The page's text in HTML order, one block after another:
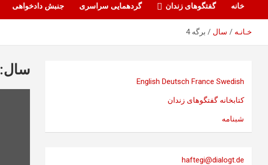
خانه گفتگوهای زندان گردهمایی سراسری جنبش دادخواهی
خـانـه سال برگه 4
سال:
English Deutsch France Swedish
کتابخانه گفتگوهای زندان
شبنامه
haftegi@dialogt.de